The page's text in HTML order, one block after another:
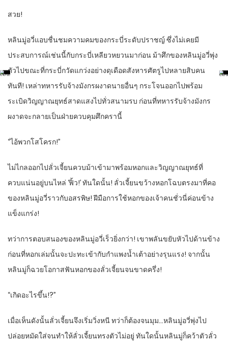
สวย!
หลินมู่อวี่แอบชื่นชมความคมของกระบี่ระดับปราชญ์ ซึ่งไม่เคยมี
ประสบการณ์เช่นนี้กับกระบี่เหลียวหยวนมาก่อน ม้าศึกของหลินมู่อวี่พุ่ง
ตัวไปขณะที่กระบี่กวัดแกว่งอย่างดุเดือดสังหารศัตรูไปหลายสิบคน
ทันที! เหล่าทหารรับจ้างมังกรผงาดนายอื่นๆ กระโจนออกไปพร้อม
ระเบิดวิญญาณยุทธ์สาดแสงไปทั่วสนามรบ ก่อนที่ทหารรับจ้างมังกร
ผงาดจะกลายเป็นฝ่ายควบคุมศึกครานี้
“ไอ้พวกโสโครก!”
ไม่ไกลออกไปลั่วเจี้ยนควบม้าเข้ามาพร้อมหอกและวิญญาณยุทธ์ที่
ควบแน่นอยู่บนไหล่ ‘ฟิ้ว!’ ทันใดนั้น! ลั่วเจี้ยนขว้างหอกโฉบตรงมาที่คอ
ของหลินมู่อวี่ราวกับอสรพิษ! ฝีมือการใช้หอกของเจ้าคนชั่วนี่ค่อนข้าง
แข็งแกร่ง!
ทว่าการตอบสนองของหลินมู่อวี่เร็วยิ่งกว่า! เขาพลันขยับหัวไปด้านข้าง
ก่อนที่หอกเล่มนั้นจะปะทะเข้ากับกำแพงน้ำเต้าอย่างรุนแรง! จากนั้น
หลินมู่ก็ฉวยโอกาสฟันหอกของลั่วเจี้ยนจนขาดครึ่ง!
“เกิดอะไรขึ้น!?”
เมื่อเห็นดังนั้นลั่วเจี้ยนจึงเริ่มวิ่งหนี ทว่าก็ต้องจนมุม…หลินมู่อวี่พุ่งไป
ปล่อยหมัดใส่จนทำให้ลั่วเจี้ยนทรงตัวไม่อยู่ ทันใดนั้นหลินมู่ก็คว้าตัวลั่ว